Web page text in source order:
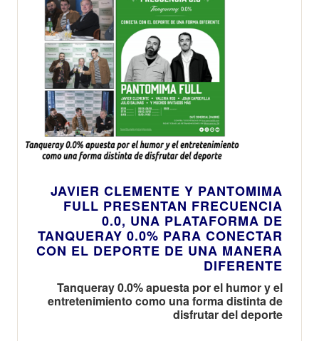
JAVIER CLEMENTE Y PANTOMIMA
FULL PRESENTAN FRECUENCIA
0.0, UNA PLATAFORMA DE
TANQUERAY 0.0% PARA CONECTAR
CON EL DEPORTE DE UNA MANERA
DIFERENTE
Tanqueray 0.0% apuesta por el humor y el
entretenimiento como una forma distinta de
disfrutar del deporte